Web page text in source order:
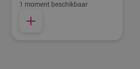
1 moment beschikbaar